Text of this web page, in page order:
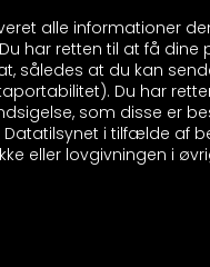
alle informationer
har retten til at få dine
således at du kan
Du har
som disse er
Datatilsynet i tilfælde af
eller lovgivningen i